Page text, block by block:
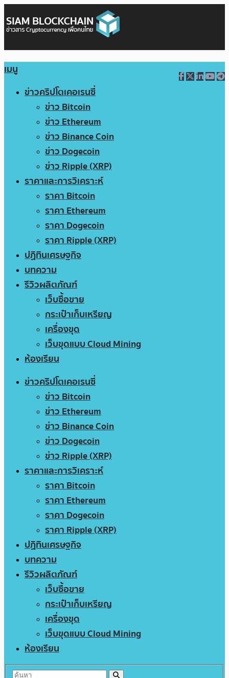
เมนู
ข่าวคริปโตเคอเรนซี่
ข่าว Bitcoin
ข่าว Ethereum
ข่าว Binance Coin
ข่าว Dogecoin
ข่าว Ripple (XRP)
ราคาและการวิเคราะห์
ราคา Bitcoin
ราคา Ethereum
ราคา Dogecoin
ราคา Ripple (XRP)
ปฏิทินเศรษฐกิจ
บทความ
รีวิวผลิตภัณฑ์
เว็บซื้อขาย
กระเป๋าเก็บเหรียญ
เครื่องขุด
เว็บขุดแบบ Cloud Mining
ห้องเรียน
ข่าวคริปโตเคอเรนซี่
ข่าว Bitcoin
ข่าว Ethereum
ข่าว Binance Coin
ข่าว Dogecoin
ข่าว Ripple (XRP)
ราคาและการวิเคราะห์
ราคา Bitcoin
ราคา Ethereum
ราคา Dogecoin
ราคา Ripple (XRP)
ปฏิทินเศรษฐกิจ
บทความ
รีวิวผลิตภัณฑ์
เว็บซื้อขาย
กระเป๋าเก็บเหรียญ
เครื่องขุด
เว็บขุดแบบ Cloud Mining
ห้องเรียน